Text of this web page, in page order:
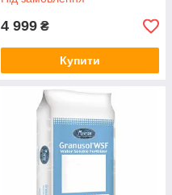
4 999 ₴
Купити